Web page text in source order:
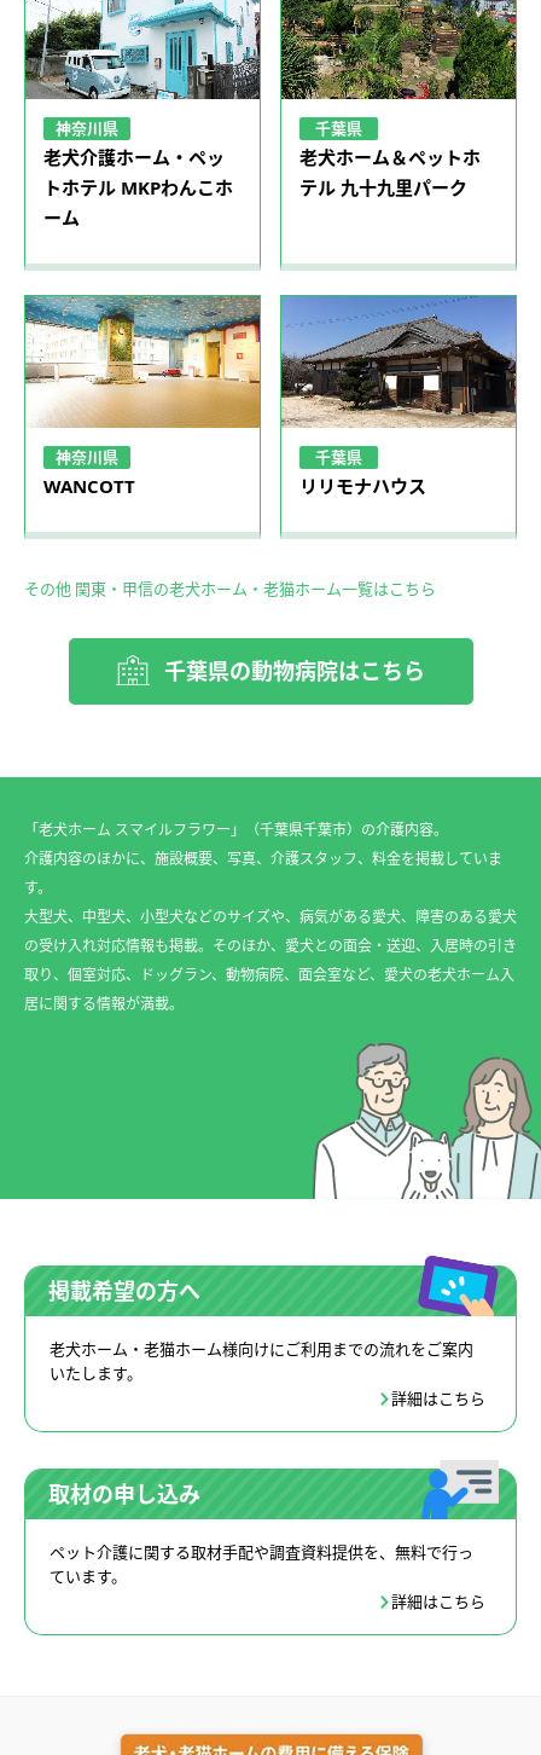
神奈川県
老犬介護ホーム・ペッ
トホテル MKPわんこホ
ーム
千葉県
老犬ホーム＆ペットホ
テル 九十九里パーク
神奈川県
WANCOTT
千葉県
リリモナハウス
その他 関東・甲信の老犬ホーム・老猫ホーム一覧はこちら
千葉県の動物病院はこちら
「老犬ホーム スマイルフラワー」（千葉県千葉市）の介護内容。
介護内容のほかに、施設概要、写真、介護スタッフ、料金を掲載していま
す。
大型犬、中型犬、小型犬などのサイズや、病気がある愛犬、障害のある愛犬
の受け入れ対応情報も掲載。そのほか、愛犬との面会・送迎、入居時の引き
取り、個室対応、ドッグラン、動物病院、面会室など、愛犬の老犬ホーム入
居に関する情報が満載。
掲載希望の方へ
老犬ホーム・老猫ホーム様向けにご利用までの流れをご案内
いたします。
詳細はこちら
取材の申し込み
ペット介護に関する取材手配や調査資料提供を、無料で行っ
ています。
詳細はこちら